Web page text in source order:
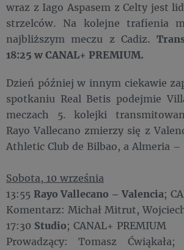
wraz z Iago Aspasem z Celty jest
strzelców. Na kolejne trafienia
najbliższym meczu z Cadiz.
18:25 w CANAL+ PREMIUM.
Dzień później w innym ciekawie
spotkaniu Real Betis podejmie
meczach 5. kolejki
Rayo Vallecano zmierzy się z
Athletic Club de Bilbao, a Almeria –
Sobota, 10 września
13:55 Rayo Vallecano – Valencia;
Komentarz: Michał Mitrut,
17:30 Studio; CANAL+ PREMIUM
Prowadzący: Tomasz Ćwiąkała;